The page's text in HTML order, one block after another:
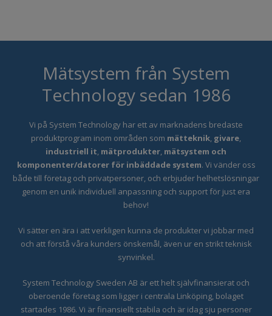
Mätsystem från System
Technology sedan 1986
Vi på System Technology har ett av marknadens bredaste
produktprogram inom områden som mätteknik, givare,
industriell it, mätprodukter, mätsystem och
komponenter/datorer för inbäddade system. Vi vänder oss
både till företag och privatpersoner, och erbjuder helhetslösningar
genom en unik individuell anpassning och support för just era
behov!
Vi sätter en ära i att verkligen kunna de produkter vi jobbar med
och att förstå våra kunders önskemål, även ur en strikt teknisk
synvinkel.
System Technology Sweden AB är ett helt självfinansierat och
oberoende företag som ligger i centrala Linköping, bolaget
startades 1986. Vi är finansiellt stabila och är idag sju personer